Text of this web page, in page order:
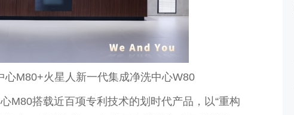
心M80+火星人新一代集成净洗中心W80
M80搭载近百项专利技术的划时代产品，以“重构